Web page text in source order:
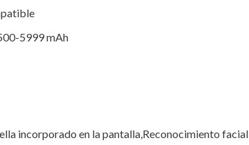
5999 mAh
incorporado en la pantalla,Reconocimiento facial